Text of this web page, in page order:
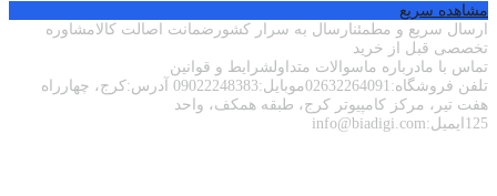
مشاهده سریع
ارسال سریع و مطمئنارسال به سرار کشورضمانت اصالت کالامشاوره
تخصصی قبل از خرید
تماس با مادرباره ماسوالات متداولشرایط و قوانین
تلفن فروشگاه:02632264091موبایل:09022248383 آدرس:کرج، چهارراه
هفت تیر، مرکز کامپیوتر کرج، طبقه همکف، واحد
125ایمیل:info@biadigi.com